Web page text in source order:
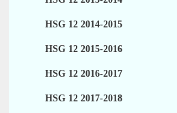
HSG 12 2014-2015
HSG 12 2015-2016
HSG 12 2016-2017
HSG 12 2017-2018